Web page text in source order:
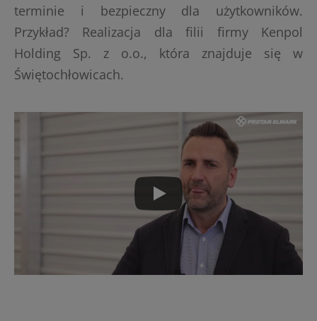
terminie i bezpieczny dla użytkowników.
Przykład? Realizacja dla filii firmy Kenpol
Holding Sp. z o.o., która znajduje się w
Świętochłowicach.